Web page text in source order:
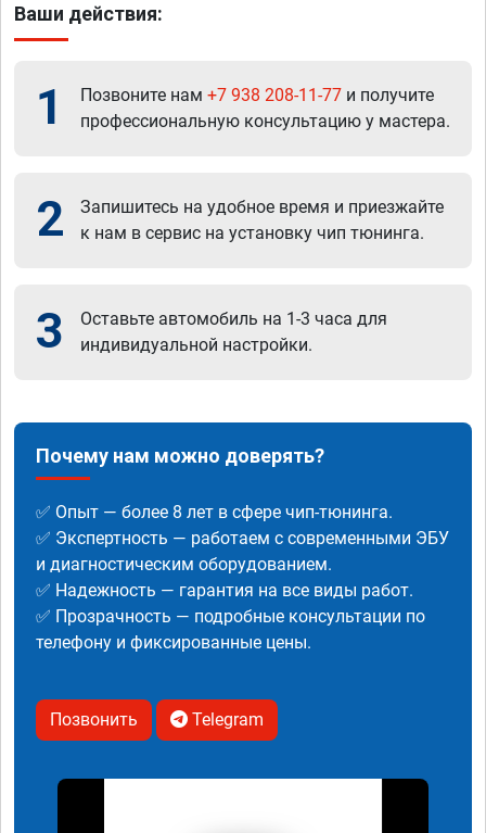
Ваши действия:
1 Позвоните нам +7 938 208-11-77 и получите
профессиональную консультацию у мастера.
2
Запишитесь на удобное время и приезжайте
к нам в сервис на установку чип тюнинга.
3
Оставьте автомобиль на 1-3 часа для
индивидуальной настройки.
Почему нам можно доверять?
✅ Опыт — более 8 лет в сфере чип-тюнинга.
✅ Экспертность — работаем с современными ЭБУ
и диагностическим оборудованием.
✅ Надежность — гарантия на все виды работ.
✅ Прозрачность — подробные консультации по
телефону и фиксированные цены.
Позвонить Telegram